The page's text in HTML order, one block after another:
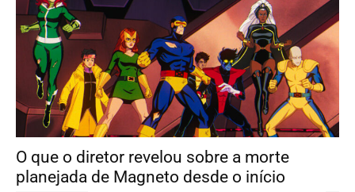
O que o diretor revelou sobre a morte
planejada de Magneto desde o início